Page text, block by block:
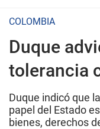
COLOMBIA
Duque
tolerancia
Duque indicó que
papel del Estado
bienes, derechos